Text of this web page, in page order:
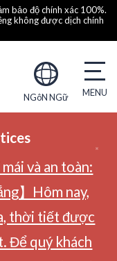
bảo độ chính xác 100%.
không được dịch chính
NGôN NGữ
và an toàn:
】Hôm nay,
thời tiết được
Để quý khách